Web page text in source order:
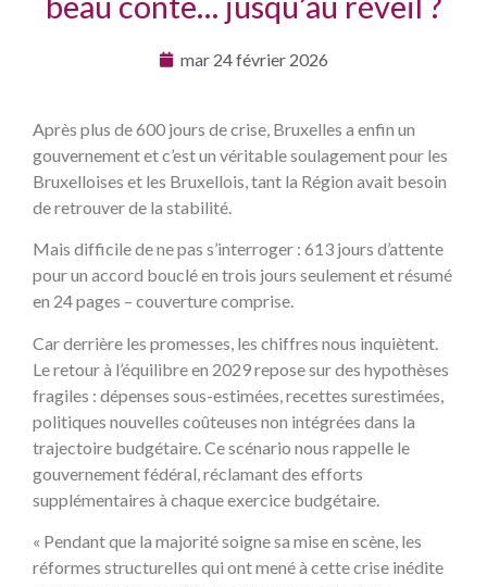
mar 24 février 2026
Après plus de 600 jours de crise, Bruxelles a enfin un
gouvernement et c’est un véritable soulagement pour les
Bruxelloises et les Bruxellois, tant la Région avait besoin
de retrouver de la stabilité.
Mais difficile de ne pas s’interroger : 613 jours d’attente
pour un accord bouclé en trois jours seulement et résumé
en 24 pages – couverture comprise.
Car derrière les promesses, les chiffres nous inquiètent.
Le retour à l’équilibre en 2029 repose sur des hypothèses
fragiles : dépenses sous-estimées, recettes surestimées,
politiques nouvelles coûteuses non intégrées dans la
trajectoire budgétaire. Ce scénario nous rappelle le
gouvernement fédéral, réclamant des efforts
supplémentaires à chaque exercice budgétaire.
« Pendant que la majorité soigne sa mise en scène, les
réformes structurelles qui ont mené à cette crise inédite